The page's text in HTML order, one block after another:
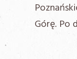
Górę. Po